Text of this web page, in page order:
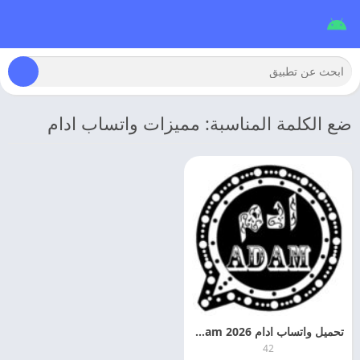
ضع الكلمة المناسبة: مميزات واتساب ادام
تحميل واتساب ادام 2026 WhatsApp Adam اخر اصدار
42